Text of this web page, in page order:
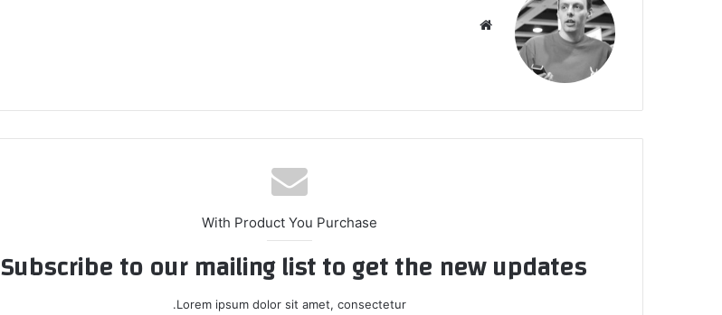
With Product You Purchase
Subscribe to our mailing list to get the new updates!
Lorem ipsum dolor sit amet, consectetur.